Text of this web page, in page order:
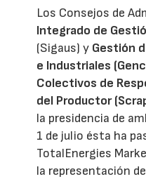
Los Consejos de
Integrado de
(Sigaus) y Gestión
e Industriales
Colectivos de
del Productor
la presidencia de
1 de julio ésta ha
TotalEnergies
la representación